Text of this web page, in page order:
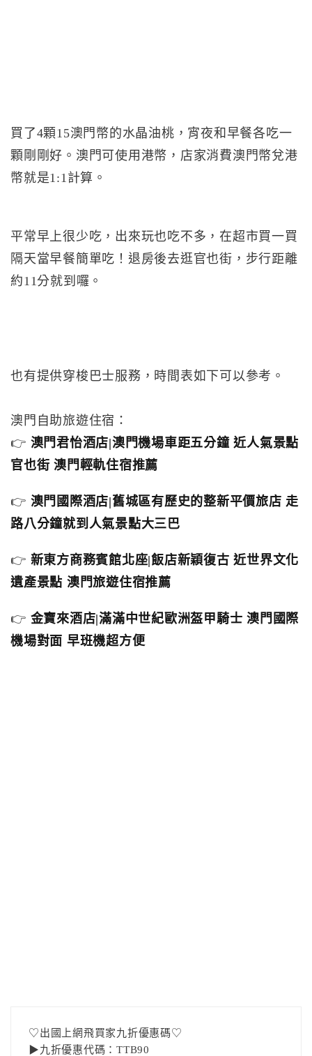
買了4顆15澳門幣的水晶油桃，宵夜和早餐各吃一
顆剛剛好。澳門可使用港幣，店家消費澳門幣兌港
幣就是1:1計算。
平常早上很少吃，出來玩也吃不多，在超市買一買
隔天當早餐簡單吃！退房後去逛官也街，步行距離
約11分就到囉。
也有提供穿梭巴士服務，時間表如下可以參考。
澳門自助旅遊住宿：
👉 澳門君怡酒店|澳門機場車距五分鐘 近人氣景點
官也街 澳門輕軌住宿推薦
👉 澳門國際酒店|舊城區有歷史的整新平價旅店 走
路八分鐘就到人氣景點大三巴
👉 新東方商務賓館北座|飯店新穎復古 近世界文化
遺產景點 澳門旅遊住宿推薦
👉 金寶來酒店|滿滿中世紀歐洲盔甲騎士 澳門國際
機場對面 早班機超方便
♡出國上網飛買家九折優惠碼♡
▶九折優惠代碼：TTB90